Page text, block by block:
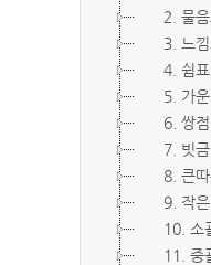
2. 물
3. 느
4. 쉼
5. 가
6. 쌍
7. 빗
8. 큰
9. 작은
10. 소
11. 중